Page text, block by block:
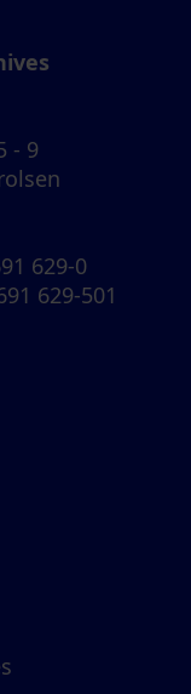
- 9
629-0
629-501